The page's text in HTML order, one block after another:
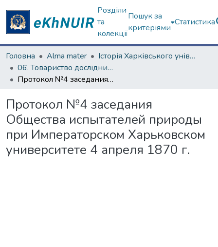
Розділи
та
колекції
Пошук за
критеріями
Статистика
Головна Alma mater
Історія Харківського університету
06. Товариство дослідників природи (1869-1930)
Протокол №4 заседания Общества испытателей природы при Императорском Харьковском университете 4 апреля 1870 г.
Протокол №4 заседания
Общества испытателей природы
при Императорском Харьковском
университете 4 апреля 1870 г.